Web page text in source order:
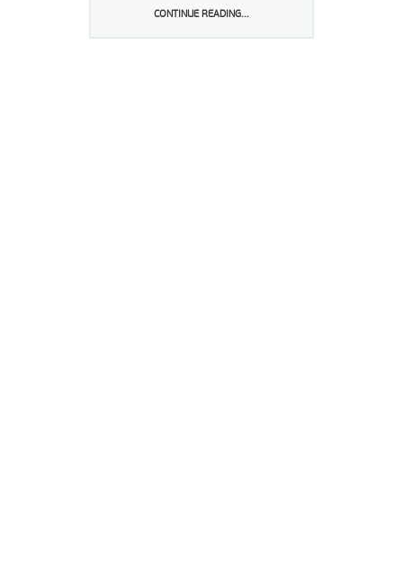
CONTINUE READING...